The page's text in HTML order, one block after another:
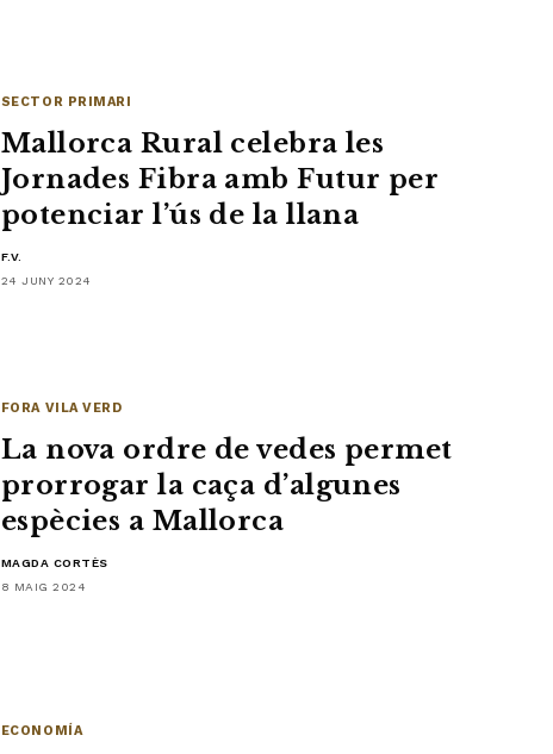
SECTOR PRIMARI
Mallorca Rural celebra les
Jornades Fibra amb Futur per
potenciar l’ús de la llana
F.V.
24 JUNY 2024
FORA VILA VERD
La nova ordre de vedes permet
prorrogar la caça d’algunes
espècies a Mallorca
MAGDA CORTÈS
8 MAIG 2024
ECONOMÍA